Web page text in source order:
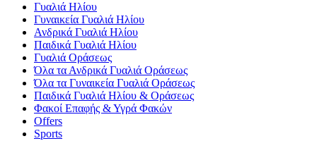
Γυαλιά Ηλίου
Γυναικεία Γυαλιά Ηλίου
Ανδρικά Γυαλιά Ηλίου
Παιδικά Γυαλιά Ηλίου
Γυαλιά Οράσεως
Όλα τα Ανδρικά Γυαλιά Οράσεως
Όλα τα Γυναικεία Γυαλιά Οράσεως
Παιδικά Γυαλιά Ηλίου & Οράσεως
Φακοί Επαφής & Υγρά Φακών
Offers
Sports